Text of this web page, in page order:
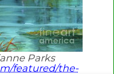
Parks
featured/the-